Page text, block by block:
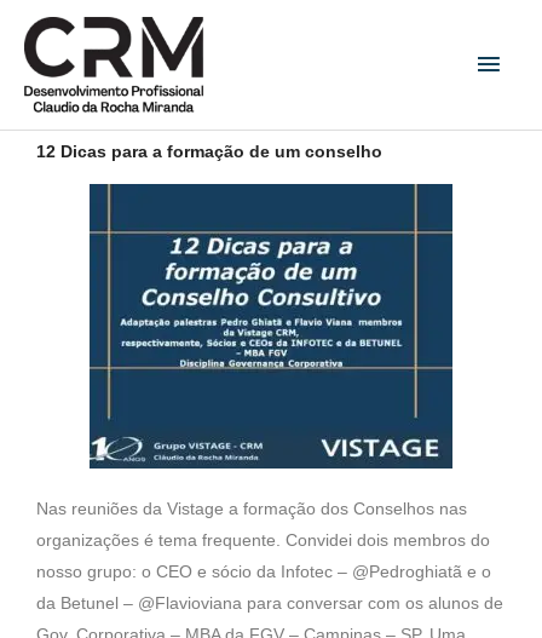
para
conteúdo
12 Dicas para a formação de um conselho
Nas reuniões da Vistage a formação dos Conselhos nas
organizações é tema frequente. Convidei dois membros do
nosso grupo: o CEO e sócio da Infotec – @Pedroghiatã e o
da Betunel – @Flavioviana para conversar com os alunos de